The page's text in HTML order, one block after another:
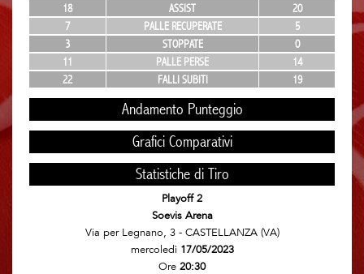
18
ASSIST
20
7
PALLE RECUPERATE
5
3
STOPPATE
0
11
PALLE PERSE
14
22
FALLI SUBITI 19
Andamento Punteggio
Grafici Comparativi
Statistiche di Tiro
Playoff 2
Soevis Arena
Via per Legnano, 3 - CASTELLANZA (VA)
mercoledì 17/05/2023
Ore 20:30